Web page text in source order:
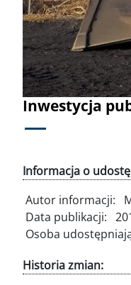
Inwestycja
Informacja o
Autor informacji:
Data publikacji:
Osoba
Historia zmian: